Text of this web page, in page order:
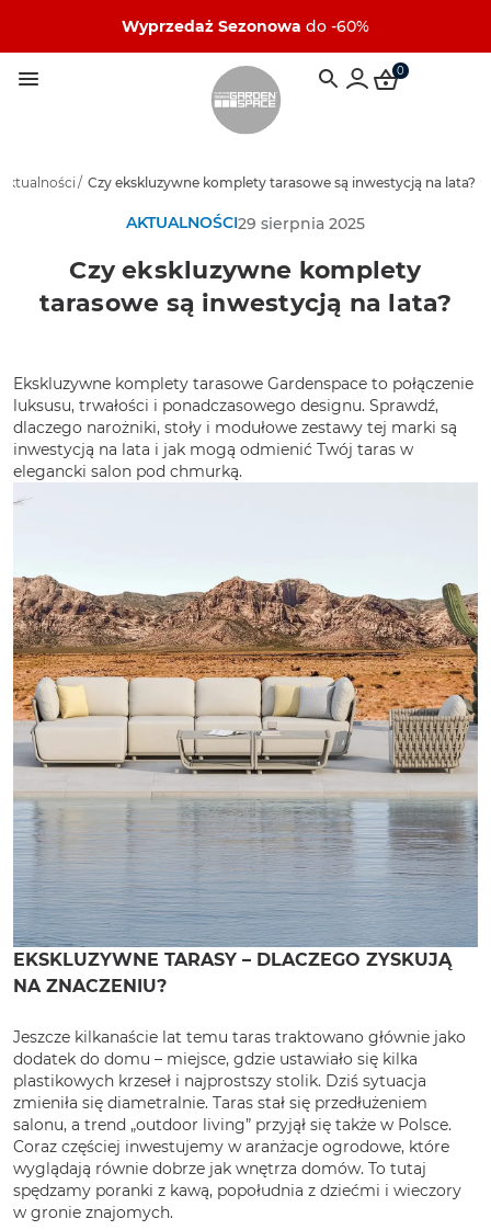
Wyprzedaż Sezonowa do -60%
0
/ Czy ekskluzywne komplety tarasowe są inwestycją na lata?
AKTUALNOŚCI29 sierpnia 2025
Czy ekskluzywne komplety
tarasowe są inwestycją na lata?
Ekskluzywne komplety tarasowe Gardenspace to połączenie
luksusu, trwałości i ponadczasowego designu. Sprawdź,
dlaczego narożniki, stoły i modułowe zestawy tej marki są
inwestycją na lata i jak mogą odmienić Twój taras w
elegancki salon pod chmurką.
EKSKLUZYWNE TARASY – DLACZEGO ZYSKUJĄ
NA ZNACZENIU?
Jeszcze kilkanaście lat temu taras traktowano głównie jako
dodatek do domu – miejsce, gdzie ustawiało się kilka
plastikowych krzeseł i najprostszy stolik. Dziś sytuacja
zmieniła się diametralnie. Taras stał się przedłużeniem
salonu, a trend „outdoor living” przyjął się także w Polsce.
Coraz częściej inwestujemy w aranżacje ogrodowe, które
wyglądają równie dobrze jak wnętrza domów. To tutaj
spędzamy poranki z kawą, popołudnia z dziećmi i wieczory
w gronie znajomych.